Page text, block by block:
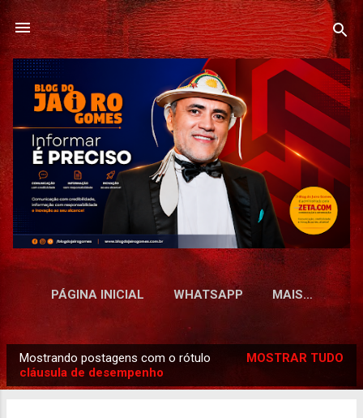
Pular para o conteúdo principal
PÁGINA INICIAL WHATSAPP MAIS…
o
Mostrando postagens com o rótulo
cláusula de desempenho
MOSTRAR TUDO